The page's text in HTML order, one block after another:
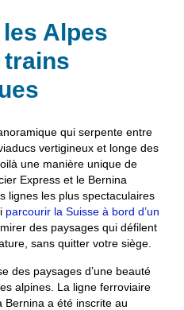
Alpes
qui serpente entre
vertigineux et longe des
une manière unique de
Expresset le Bernina
lignes les plus spectaculaires
parcourir la Suisse à bord d’un
des paysages qui défilent
sans quitter votre siège.
des paysages d’une beauté
alpines. La ligne ferroviaire
Bernina a été inscrite au